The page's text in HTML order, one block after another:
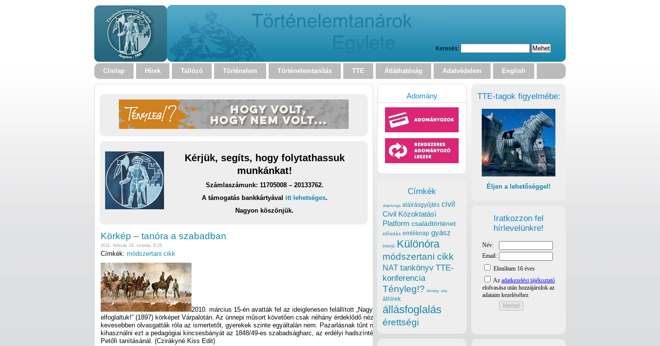
Keresés:
Címlap Hírek Tallózó Történelem Történelemtanítás TTE Átláthatóság Adatvédelem English
Kérjük, segíts, hogy folytathassuk
munkánkat!
Számlaszámunk: 11705008 – 20133762.
A támogatás bankkártyával itt lehetséges.
Nagyon köszönjük.
Körkép – tanóra a szabadban
2011. február 16. szerda, 8:25
Címkék: módszertani cikk
2010. március 15-én avatták fel az ideiglenesen felállított „Nagyszebent
elfoglaltuk!” (1897) körképet Várpalotán. Az ünnepi műsort követően csak néhány érdeklődő nézegette, még
kevesebben olvasgatták róla az ismertetőt, gyerekek szinte egyáltalán nem. Pazarlásnak tűnt nem
kihasználni ezt a pedagógiai kincsesbányát az 1848/49-es szabadságharc, az erdélyi hadszíntér, Bem és
Petőfi tanításánál. (Czirákyné Kiss Edit)
TTE-tagok figyelmébe:
Éljen a lehetőséggel!
Iratkozzon fel
hírlevelünkre!
Adomány
Címkék
alapvizsga aláírásgyűjtés civil
Civil Közoktatási
Platform családtörténet
előadás emléknap gyász
interjú Különóra
módszertani cikk
NAT tankönyv TTE-
konferencia
Tényleg!? törvény vita
álhírek
állásfoglalás
érettségi